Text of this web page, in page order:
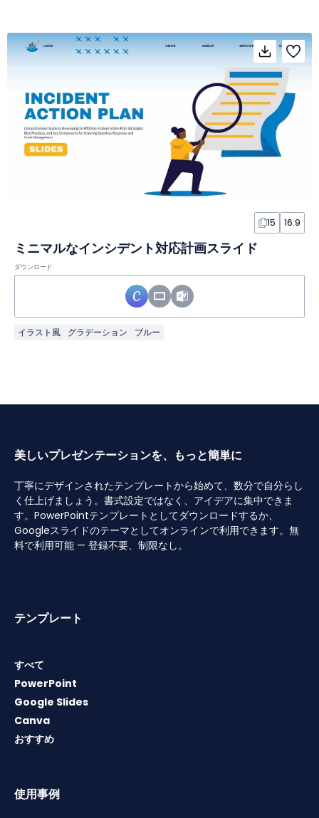
15 16:9
ミニマルなインシデント対応計画スライド
ダウンロード
イラスト風 グラデーション ブルー
美しいプレゼンテーションを、もっと簡単に
丁寧にデザインされたテンプレートから始めて、数分で自分らし
く仕上げましょう。書式設定ではなく、アイデアに集中できま
す。PowerPointテンプレートとしてダウンロードするか、
Googleスライドのテーマとしてオンラインで利用できます。無
料で利用可能 — 登録不要、制限なし。
テンプレート
すべて
PowerPoint
Google Slides
Canva
おすすめ
使用事例